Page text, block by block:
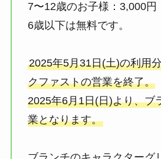
7〜12歳のお子様：3,000円
6歳以下は無料です。
2025年5月31日(土)の利用
クファストの営業を終了。
2025年6月1日(日)より、ブ
業となります。